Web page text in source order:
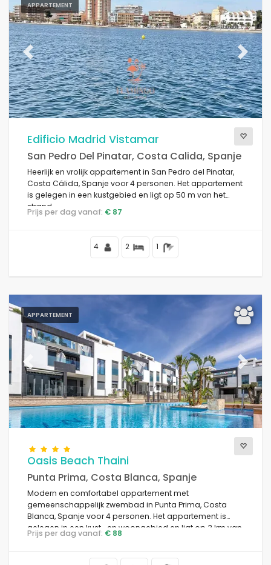
APPARTEMENT
Previous Next
Edificio Madrid Vistamar
San Pedro Del Pinatar, Costa Calida, Spanje
Heerlijk en vrolijk appartement in San Pedro del Pinatar,
Costa Cálida, Spanje voor 4 personen. Het appartement
is gelegen in een kustgebied en ligt op 50 m van het
strand.
Prijs per dag vanaf: € 87
4 2 1
APPARTEMENT
Previous Next
Oasis Beach Thaini
Punta Prima, Costa Blanca, Spanje
Modern en comfortabel appartement met
gemeenschappelijk zwembad in Punta Prima, Costa
Blanca, Spanje voor 4 personen. Het appartement is
gelegen in een kust- en woongebied en ligt op 3 km van
het Playa Punta Prima strand.
Prijs per dag vanaf: € 88